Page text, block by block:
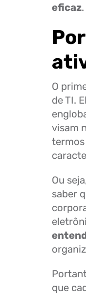
eficaz.
O
de TI.
visam
termos
Ou
saber
que